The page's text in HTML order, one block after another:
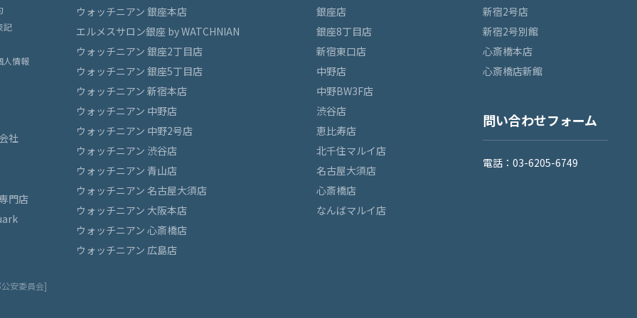
記
人情報
社
門店
ウォッチニアン 銀座本店
エルメスサロン銀座 by WATCHNIAN
ウォッチニアン 銀座2丁目店
ウォッチニアン 銀座5丁目店
ウォッチニアン 新宿本店
ウォッチニアン 中野店
ウォッチニアン 中野2号店
ウォッチニアン 渋谷店
ウォッチニアン 青山店
ウォッチニアン 名古屋大須店
ウォッチニアン 大阪本店
ウォッチニアン 心斎橋店
ウォッチニアン 広島店
銀座店
銀座8丁目店
新宿東口店
中野店
中野BW3F店
渋谷店
恵比寿店
北千住マルイ店
名古屋大須店
心斎橋店
なんばマルイ店
新宿2号店
新宿2号別館
心斎橋本店
心斎橋店新館
問い合わせフォーム
電話：03-6205-6749
安委員会]